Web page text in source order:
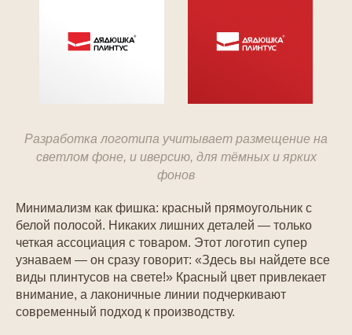
Разработка логотипа учитывает размещение на
светлом фоне, и иверсию, для тёмных и ярких
фонов
Минимализм как фишка: красный прямоугольник с
белой полосой. Никаких лишних деталей — только
четкая ассоциация с товаром. Этот логотип супер
узнаваем — он сразу говорит: «Здесь вы найдете все
виды плинтусов на свете!» Красный цвет привлекает
внимание, а лаконичные линии подчеркивают
современный подход к производству.